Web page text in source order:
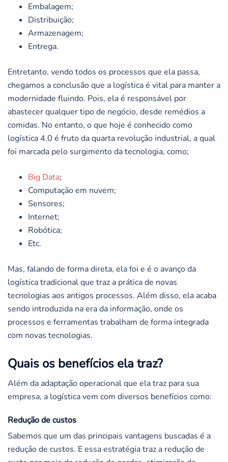
Embalagem;
Distribuição;
Armazenagem;
Entrega.
Entretanto, vendo todos os processos que ela passa,
chegamos a conclusão que a logística é vital para manter a
modernidade fluindo. Pois, ela é responsável por
abastecer qualquer tipo de negócio, desde remédios a
comidas. No entanto, o que hoje é conhecido como
logística 4.0 é fruto da quarta revolução industrial, a qual
foi marcada pelo surgimento da tecnologia, como;
Big Data;
Computação em nuvem;
Sensores;
Internet;
Robótica;
Etc.
Mas, falando de forma direta, ela foi e é o avanço da
logística tradicional que traz a prática de novas
tecnologias aos antigos processos. Além disso, ela acaba
sendo introduzida na era da informação, onde os
processos e ferramentas trabalham de forma integrada
com novas tecnologias.
Quais os benefícios ela traz?
Além da adaptação operacional que ela traz para sua
empresa, a logística vem com diversos benefícios como:
Redução de custos
Sabemos que um das principais vantagens buscadas é a
redução de custos. E essa estratégia traz a redução de